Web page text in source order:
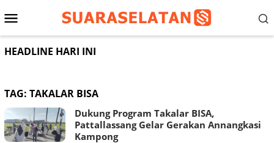
ke
Menu
Mobile
HEADLINE HARI INI
TAG: TAKALAR BISA
Dukung Program Takalar BISA,
Pattallassang Gelar Gerakan Annangkasi
Kampong